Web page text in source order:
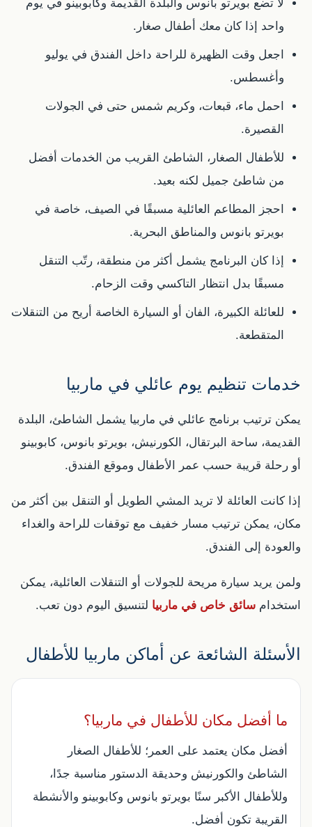
لا تضع بويرتو بانوس والبلدة القديمة وكابوبينو في يوم
واحد إذا كان معك أطفال صغار.
اجعل وقت الظهيرة للراحة داخل الفندق في يوليو
وأغسطس.
احمل ماء، قبعات، وكريم شمس حتى في الجولات
القصيرة.
للأطفال الصغار، الشاطئ القريب من الخدمات أفضل
من شاطئ جميل لكنه بعيد.
احجز المطاعم العائلية مسبقًا في الصيف، خاصة في
بويرتو بانوس والمناطق البحرية.
إذا كان البرنامج يشمل أكثر من منطقة، رتّب التنقل
مسبقًا بدل انتظار التاكسي وقت الزحام.
للعائلة الكبيرة، الفان أو السيارة الخاصة أريح من التنقلات
المتقطعة.
خدمات تنظيم يوم عائلي في ماربيا
يمكن ترتيب برنامج عائلي في ماربيا يشمل الشاطئ، البلدة
القديمة، ساحة البرتقال، الكورنيش، بويرتو بانوس، كابوبينو
أو رحلة قريبة حسب عمر الأطفال وموقع الفندق.
إذا كانت العائلة لا تريد المشي الطويل أو التنقل بين أكثر من
مكان، يمكن ترتيب مسار خفيف مع توقفات للراحة والغداء
والعودة إلى الفندق.
ولمن يريد سيارة مريحة للجولات أو التنقلات العائلية، يمكن
استخدام سائق خاص في ماربيا لتنسيق اليوم دون تعب.
الأسئلة الشائعة عن أماكن ماربيا للأطفال
ما أفضل مكان للأطفال في ماربيا؟
أفضل مكان يعتمد على العمر؛ للأطفال الصغار
الشاطئ والكورنيش وحديقة الدستور مناسبة جدًا،
وللأطفال الأكبر سنًا بويرتو بانوس وكابوبينو والأنشطة
القريبة تكون أفضل.